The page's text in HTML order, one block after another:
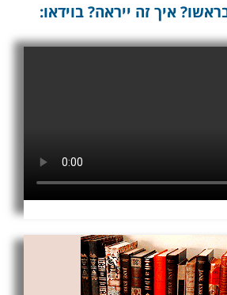
איך זה ייראה? בוידאו: